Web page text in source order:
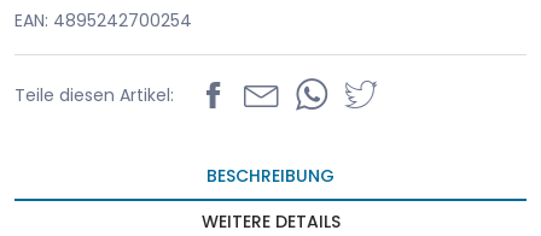
EAN: 4895242700254
Teile diesen Artikel:
BESCHREIBUNG
WEITERE DETAILS